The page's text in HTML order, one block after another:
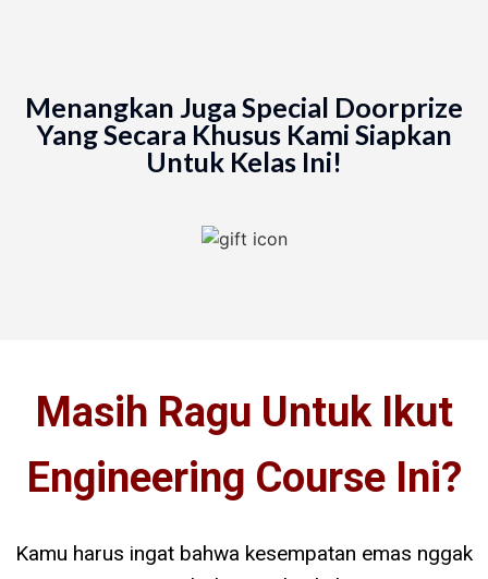
Menangkan Juga Special Doorprize
Yang Secara Khusus Kami Siapkan
Untuk Kelas Ini!
Masih Ragu Untuk Ikut
Engineering Course Ini?
Kamu harus ingat bahwa kesempatan emas nggak